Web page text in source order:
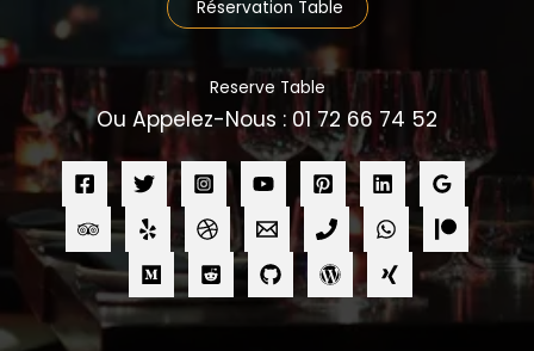
Réservation Table
Reserve Table
Ou Appelez-Nous : 01 72 66 74 52